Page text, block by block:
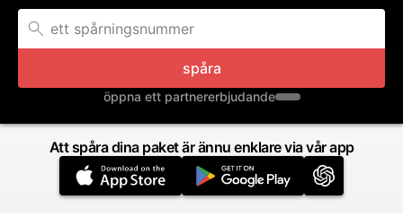
spåra
öppna ett partnererbjudande
Att spåra dina paket är ännu enklare via vår app